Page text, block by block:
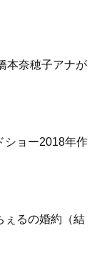
本奈穂子アナが
ショー2018年作
ぇるの婚約（結